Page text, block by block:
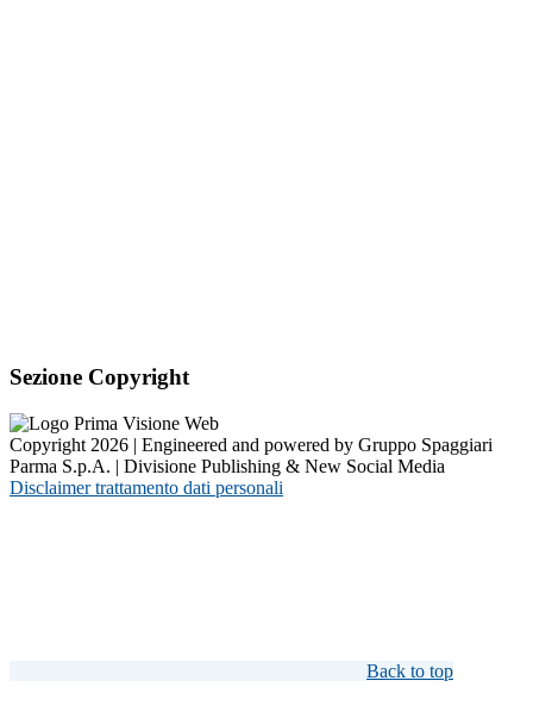
Sezione Copyright
Copyright 2026 | Engineered and powered by Gruppo Spaggiari
Parma S.p.A. | Divisione Publishing & New Social Media
Disclaimer trattamento dati personali
Back to top